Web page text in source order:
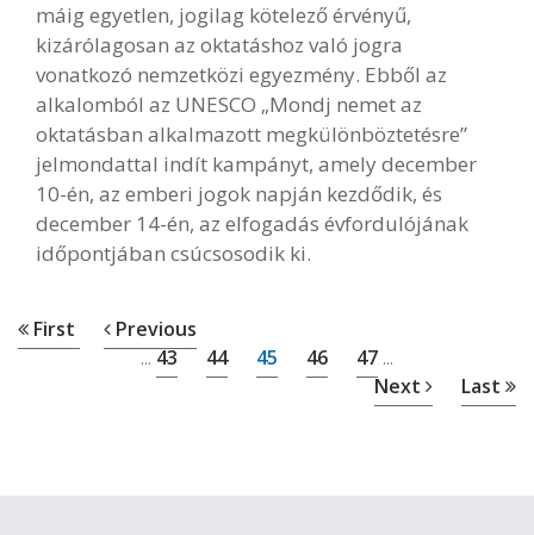
máig egyetlen, jogilag kötelező érvényű,
kizárólagosan az oktatáshoz való jogra
vonatkozó nemzetközi egyezmény. Ebből az
alkalomból az UNESCO „Mondj nemet az
oktatásban alkalmazott megkülönböztetésre”
jelmondattal indít kampányt, amely december
10-én, az emberi jogok napján kezdődik, és
december 14-én, az elfogadás évfordulójának
időpontjában csúcsosodik ki.
First Previous
... 43 44 45 46 47 ...
Next Last